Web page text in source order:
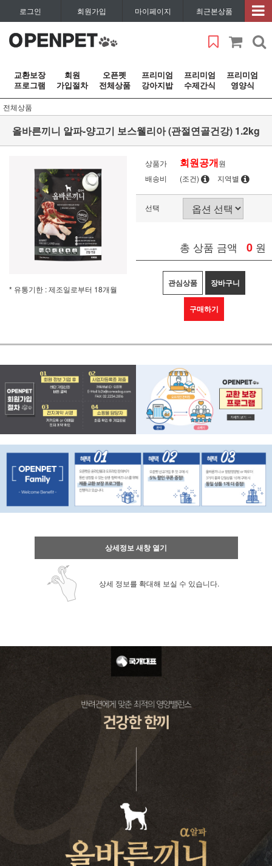
로그인 회원가입 마이페이지 최근본상품
교환보장
프로그램
회원
가입절차
오픈펫
전체상품
프리미엄
강아지밥
프리미엄
수제간식
프리미엄
영양식
전체상품
올바른끼니 알파-양고기 보스웰리아 (관절연골건강) 1.2kg
* 유통기한 : 제조일로부터 18개월
상품가 회원공개원
배송비
(조건) 지역별
선택
총 상품 금액 0 원
관심상품 장바구니
구매하기
상세정보 새창 열기
상세 정보를 확대해 보실 수 있습니다.